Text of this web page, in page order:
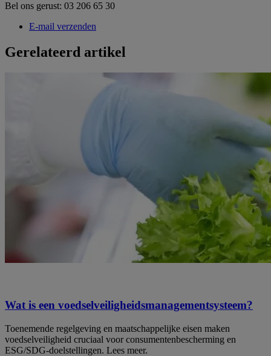
Bel ons gerust: 03 206 65 30
E-mail verzenden
Gerelateerd artikel
Wat is een voedselveiligheidsmanagementsysteem?
Toenemende regelgeving en maatschappelijke eisen maken
voedselveiligheid cruciaal voor consumentenbescherming en
ESG/SDG-doelstellingen. Lees meer.